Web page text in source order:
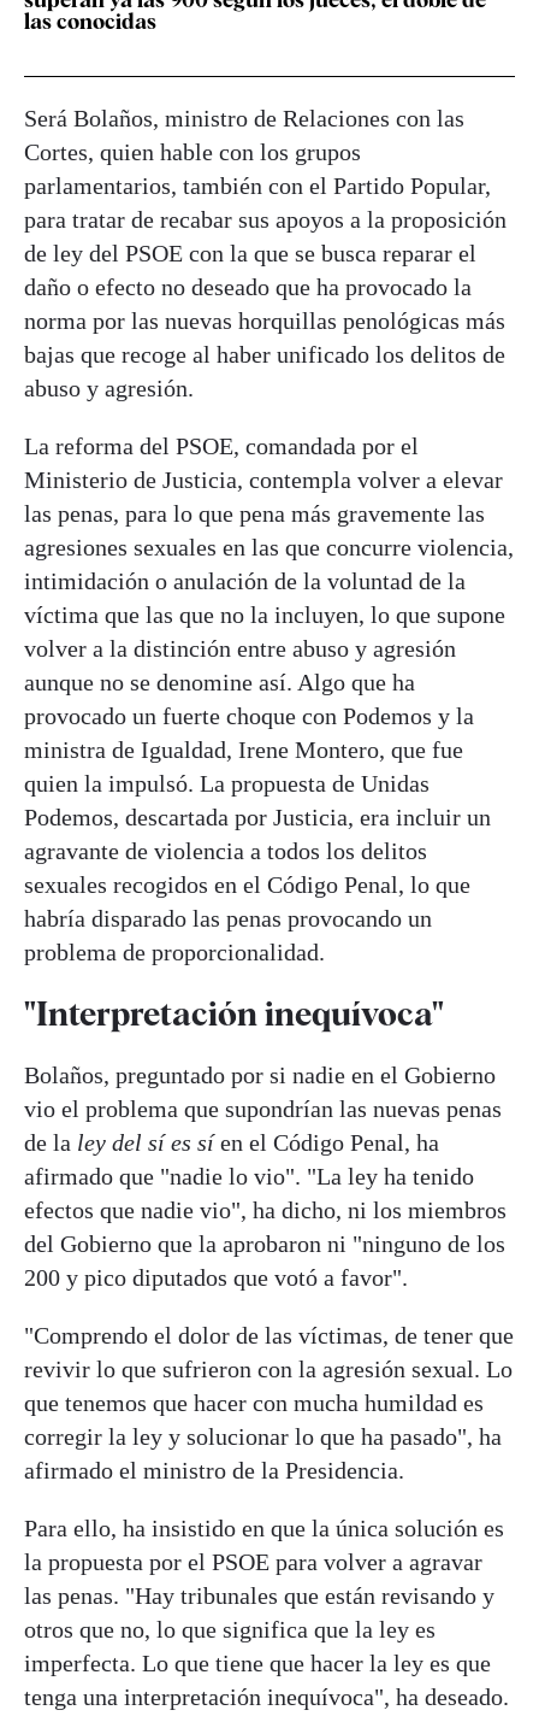
las conocidas
Será Bolaños, ministro de Relaciones con las
Cortes, quien hable con los grupos
parlamentarios, también con el Partido Popular,
para tratar de recabar sus apoyos a la proposición
de ley del PSOE con la que se busca reparar el
daño o efecto no deseado que ha provocado la
norma por las nuevas horquillas penológicas más
bajas que recoge al haber unificado los delitos de
abuso y agresión.
La reforma del PSOE, comandada por el
Ministerio de Justicia, contempla volver a elevar
las penas, para lo que pena más gravemente las
agresiones sexuales en las que concurre violencia,
intimidación o anulación de la voluntad de la
víctima que las que no la incluyen, lo que supone
volver a la distinción entre abuso y agresión
aunque no se denomine así. Algo que ha
provocado un fuerte choque con Podemos y la
ministra de Igualdad, Irene Montero, que fue
quien la impulsó. La propuesta de Unidas
Podemos, descartada por Justicia, era incluir un
agravante de violencia a todos los delitos
sexuales recogidos en el Código Penal, lo que
habría disparado las penas provocando un
problema de proporcionalidad.
"Interpretación inequívoca"
Bolaños, preguntado por si nadie en el Gobierno
vio el problema que supondrían las nuevas penas
de la ley del sí es síen el Código Penal, ha
afirmado que "nadie lo vio". "La ley ha tenido
efectos que nadie vio", ha dicho, ni los miembros
del Gobierno que la aprobaron ni "ninguno de los
200 y pico diputados que votó a favor".
"Comprendo el dolor de las víctimas, de tener que
revivir lo que sufrieron con la agresión sexual. Lo
que tenemos que hacer con mucha humildad es
corregir la ley y solucionar lo que ha pasado", ha
afirmado el ministro de la Presidencia.
Para ello, ha insistido en que la única solución es
la propuesta por el PSOE para volver a agravar
las penas. "Hay tribunales que están revisando y
otros que no, lo que significa que la ley es
imperfecta. Lo que tiene que hacer la ley es que
tenga una interpretación inequívoca", ha deseado.